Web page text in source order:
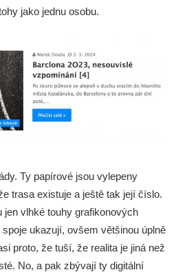
jako jednu osobu.
Ty papírové jsou vylepeny
trasa existuje a ještě tak její číslo.
vlhké touhy grafikonových
ukazují, ovšem většinou úplně
proto, že tuší, že realita je jiná než
No, a pak zbývají ty digitální